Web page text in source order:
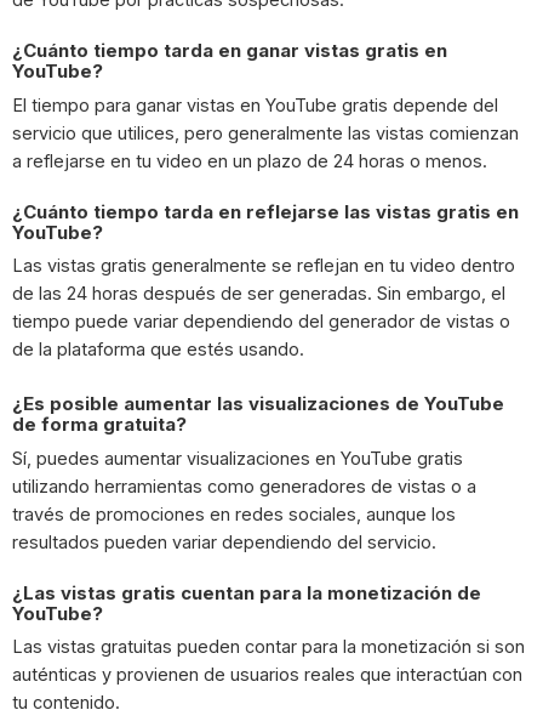
¿Cuánto tiempo tarda en ganar vistas gratis en
YouTube?
El tiempo para ganar vistas en YouTube gratis depende del
servicio que utilices, pero generalmente las vistas comienzan
a reflejarse en tu video en un plazo de 24 horas o menos.
¿Cuánto tiempo tarda en reflejarse las vistas gratis en
YouTube?
Las vistas gratis generalmente se reflejan en tu video dentro
de las 24 horas después de ser generadas. Sin embargo, el
tiempo puede variar dependiendo del generador de vistas o
de la plataforma que estés usando.
¿Es posible aumentar las visualizaciones de YouTube
de forma gratuita?
Sí, puedes aumentar visualizaciones en YouTube gratis
utilizando herramientas como generadores de vistas o a
través de promociones en redes sociales, aunque los
resultados pueden variar dependiendo del servicio.
¿Las vistas gratis cuentan para la monetización de
YouTube?
Las vistas gratuitas pueden contar para la monetización si son
auténticas y provienen de usuarios reales que interactúan con
tu contenido.